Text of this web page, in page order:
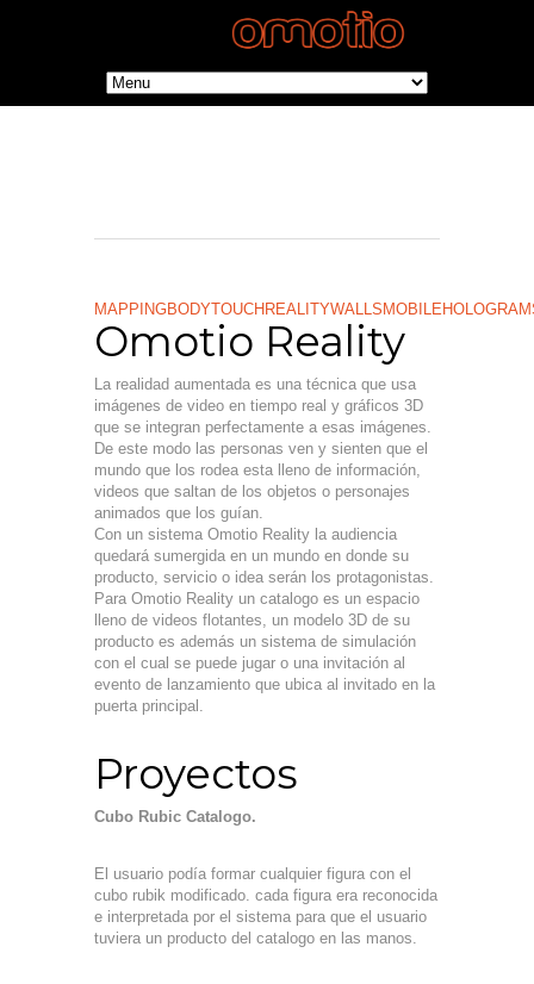
MAPPINGBODYTOUCH REALITYWALLS MOBILE
Omotio Reality
La realidad aumentada es una técnica que usa
imágenes de video en tiempo real y gráficos 3D
que se integran perfectamente a esas imágenes.
De este modo las personas ven y sienten que el
mundo que los rodea esta lleno de información,
videos que saltan de los objetos o personajes
animados que los guían.
Con un sistema Omotio Reality la audiencia
quedará sumergida en un mundo en donde su
producto, servicio o idea serán los protagonistas.
Para Omotio Reality un catalogo es un espacio
lleno de videos flotantes, un modelo 3D de su
producto es además un sistema de simulación
con el cual se puede jugar o una invitación al
evento de lanzamiento que ubica al invitado en la
puerta principal.
Proyectos
Cubo Rubic Catalogo.
El usuario podía formar cualquier figura con el
cubo rubik modificado. cada figura era reconocida
e interpretada por el sistema para que el usuario
tuviera un producto del catalogo en las manos.